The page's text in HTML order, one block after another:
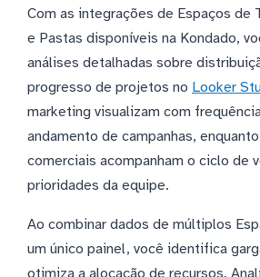
Com as integrações de Espaços de
e Pastas disponíveis na Kondado,
análises detalhadas sobre
progresso de projetos no Looker
marketing visualizam com
andamento de campanhas,
comerciais acompanham o ciclo de
prioridades da equipe.
Ao combinar dados de múltiplos
um único painel, você identifica